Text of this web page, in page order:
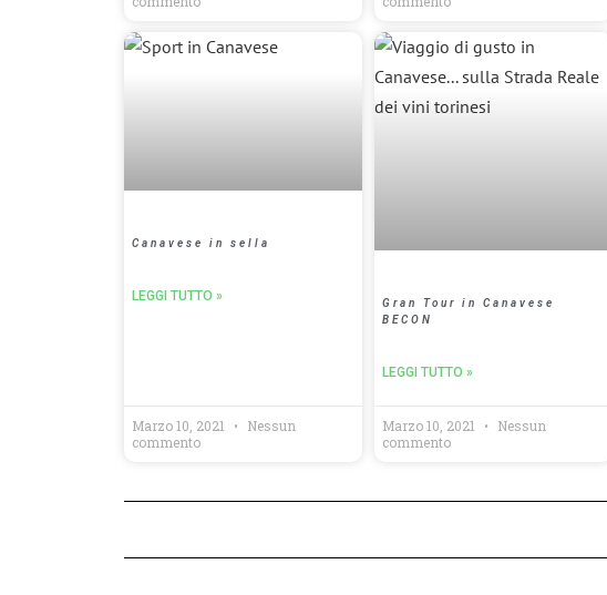
Canavese in sella
LEGGI TUTTO »
Marzo 10, 2021
Nessun
commento
Gran Tour in Canavese
BECON
LEGGI TUTTO »
Marzo 10, 2021
Nessun
commento